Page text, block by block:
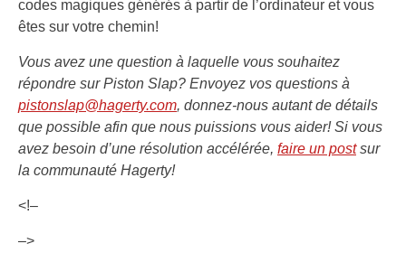
codes magiques générés à partir de l’ordinateur et vous
êtes sur votre chemin!
Vous avez une question à laquelle vous souhaitez
répondre sur Piston Slap? Envoyez vos questions à
pistonslap@hagerty.com, donnez-nous autant de détails
que possible afin que nous puissions vous aider! Si vous
avez besoin d’une résolution accélérée, faire un postsur
la communauté Hagerty!
<!–
–>